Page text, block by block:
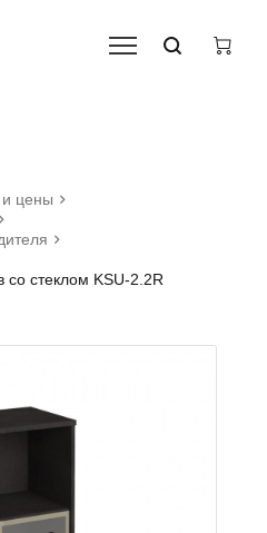
и цены
стеклом KSU-2.2R